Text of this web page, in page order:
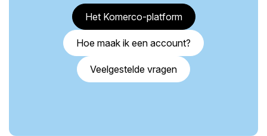
Het Komerco-platform
Hoe maak ik een account?
Veelgestelde vragen